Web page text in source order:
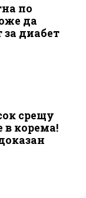
по
да
диабет
срещу
в корема!